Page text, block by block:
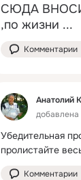
СЮДА
,по жизни ...
Комментарии
Анатолий
добавлена
Убедительная
пролистайте
Комментарии